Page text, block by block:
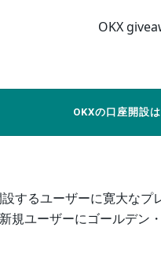
OKXの口座開設
するユーザーに寛大な
規ユーザーにゴールデン